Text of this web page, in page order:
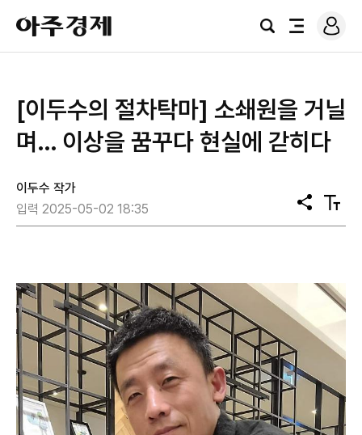
아
주
경
검
전
로
그
[이두수의 절차탁마] 소쇄원을 거닐
며… 이상을 꿈꾸다 현실에 갇히다
이두수 작가
입력 2025-05-02 18:35
공
유
텍
스